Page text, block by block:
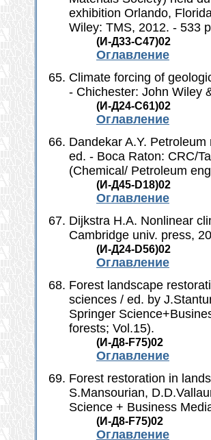
exhibition Orlando,
Wiley: TMS, 2012. - 533
(И-Д33-С47)02
Оглавление
Climate forcing of
- Chichester: John Wiley
(И-Д24-С61)02
Оглавление
Dandekar A.Y.
ed. - Boca Raton: CRC/
(Chemical/ Petroleum
(И-Д45-D18)02
Оглавление
Dijkstra H.A. Nonlinear
Cambridge univ. press,
(И-Д24-D56)02
Оглавление
Forest landscape
sciences / ed. by
Springer
forests; Vol.15).
(И-Д8-F75)02
Оглавление
Forest restoration in
S.Mansourian,
Science + Business
(И-Д8-F75)02
Оглавление